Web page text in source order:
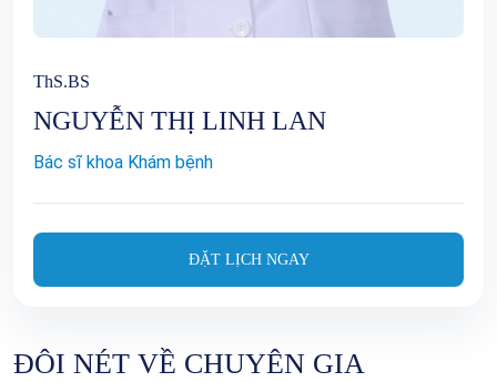
ThS.BS
NGUYỄN THỊ LINH LAN
Bác sĩ khoa Khám bệnh
ĐẶT LỊCH NGAY
ĐÔI NÉT VỀ CHUYÊN GIA